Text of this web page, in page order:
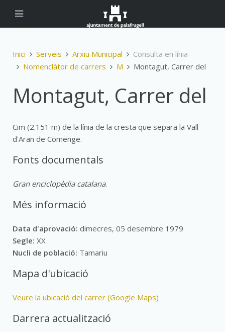
Inici Serveis Arxiu Municipal
Consulta en línia
Nomenclàtor de carrers
M Montagut, Carrer del
Montagut, Carrer del
Cim (2.151 m) de la línia de la cresta que separa la Vall
d'Aran de Comenge.
Fonts documentals
Gran enciclopèdia catalana.
Més informació
Data d'aprovació: dimecres, 05 desembre 1979
Segle: XX
Nucli de població: Tamariu
Mapa d'ubicació
Veure la ubicació del carrer (Google Maps)
Darrera actualització